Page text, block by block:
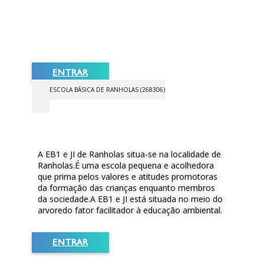
ENTRAR
ESCOLA BÁSICA DE RANHOLAS (268306)
A EB1 e JI de Ranholas situa-se na localidade de
Ranholas.É uma escola pequena e acolhedora
que prima pelos valores e atitudes promotoras
da formação das crianças enquanto membros
da sociedade.A EB1 e JI está situada no meio do
arvoredo fator facilitador à educação ambiental.
ENTRAR